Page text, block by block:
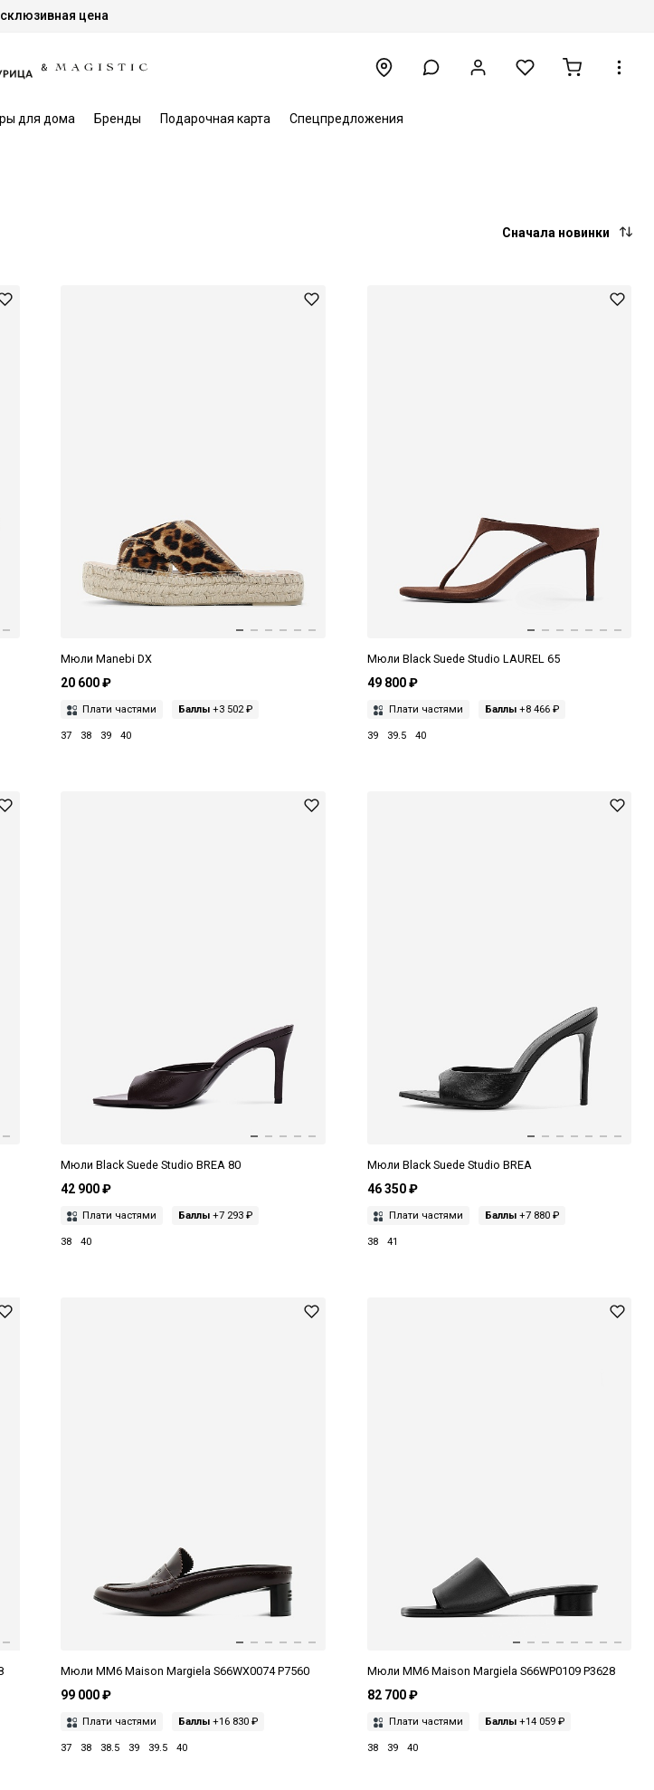
цена
для дома Бренды Подарочная карта Спецпредложения
Сначала новинки
Мюли Manebi DX
20 600 ₽
Плати частями Баллы +3 502 ₽
37 38 39 40
Мюли Black Suede Studio LAUREL 65
49 800 ₽
Плати частями Баллы+8 466 ₽
39 39.5 40
Мюли Black Suede Studio BREA 80
42 900 ₽
Плати частями Баллы +7 293 ₽
38 40
Мюли Black Suede Studio BREA
46 350 ₽
Плати частями Баллы+7 880 ₽
38 41
Мюли MM6 Maison Margiela S66WX0074 P7560
99 000 ₽
Плати частями Баллы +16 830 ₽
37 38 38.5 39 39.5 40
Мюли MM6 Maison Margiela S66WP0109 P3628
82 700 ₽
Плати частями Баллы+14 059 ₽
38 39 40